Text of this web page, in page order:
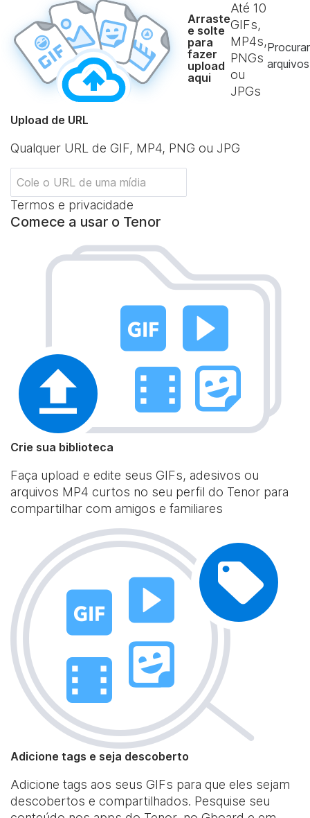
Arraste
e solte
para
fazer
upload
aqui
Até 10
GIFs,
MP4s,
PNGs
ou
JPGs
Procurar
arquivos
Upload de URL
Qualquer URL de GIF, MP4, PNG ou JPG
Termos e privacidade
Comece a usar o Tenor
Crie sua biblioteca
Faça upload e edite seus GIFs, adesivos ou
arquivos MP4 curtos no seu perfil do Tenor para
compartilhar com amigos e familiares
Adicione tags e seja descoberto
Adicione tags aos seus GIFs para que eles sejam
descobertos e compartilhados. Pesquise seu